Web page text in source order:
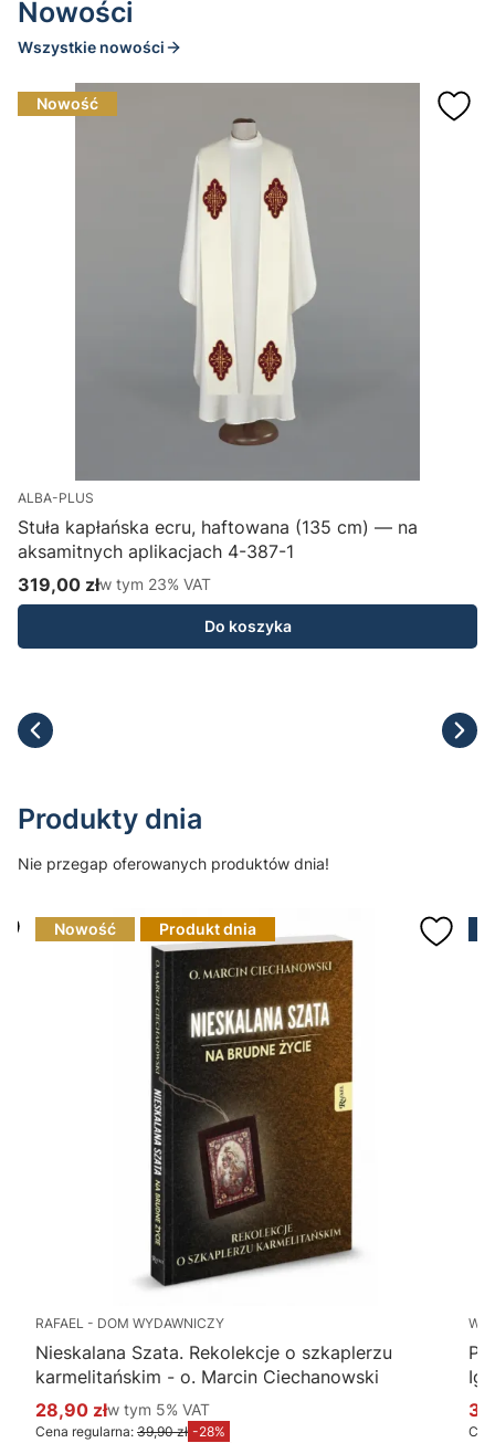
Nowości
Wszystkie nowości
Nowość
ALBA-PLUS
Stuła kapłańska ecru, haftowana (135 cm) — na
aksamitnych aplikacjach 4-387-1
Cena brutto
319,00 złw tym %s VAT
w tym 23% VAT
Do koszyka
Produkty dnia
Nie przegap oferowanych produktów dnia!
Nowość Produkt dnia
RAFAEL - DOM WYDAWNICZY
Nieskalana Szata. Rekolekcje o szkaplerzu
karmelitańskim - o. Marcin Ciechanowski
Cena promocyjna brutto
28,90 złw tym %s VAT
w tym 5% VAT
Cena regularna: 39,90 zł -28%